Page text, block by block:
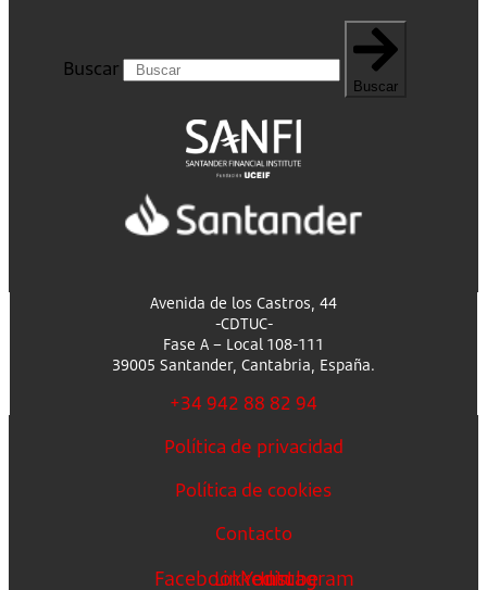
Buscar
Buscar
Avenida de los Castros, 44
-CDTUC-
Fase A – Local 108-111
39005 Santander, Cantabria, España.
+34 942 88 82 94
Política de privacidad
Política de cookies
Contacto
FacebookLinkedin
Youtube
Instagram